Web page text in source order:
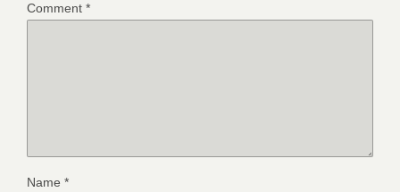
Comment *
Name *